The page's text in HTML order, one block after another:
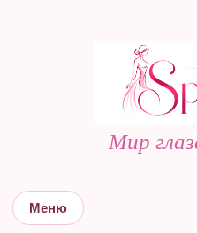
Мир
Меню